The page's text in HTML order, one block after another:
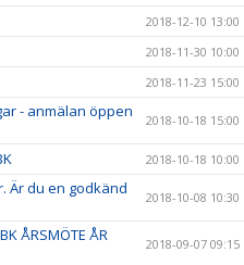
2018-12-10 13:00
2018-11-30 10:00
2018-11-23 15:00
- anmälan öppen
2018-10-18 15:00
2018-10-18 10:00
Är du en godkänd
2018-10-08 10:30
ÅRSMÖTE ÅR
2018-09-07 09:15